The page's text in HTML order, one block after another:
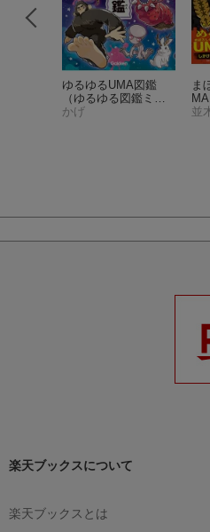
ゆるゆるUMA図鑑
（ゆるゆる図鑑ミス
テリー）
かげ
ま
MA
プ
並
楽天ブックスについて
楽天ブックスとは